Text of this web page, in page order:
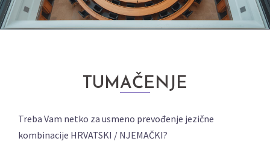
TUMAČENJE
Treba Vam netko za usmeno prevođenje jezične
kombinacije HRVATSKI / NJEMAČKI?